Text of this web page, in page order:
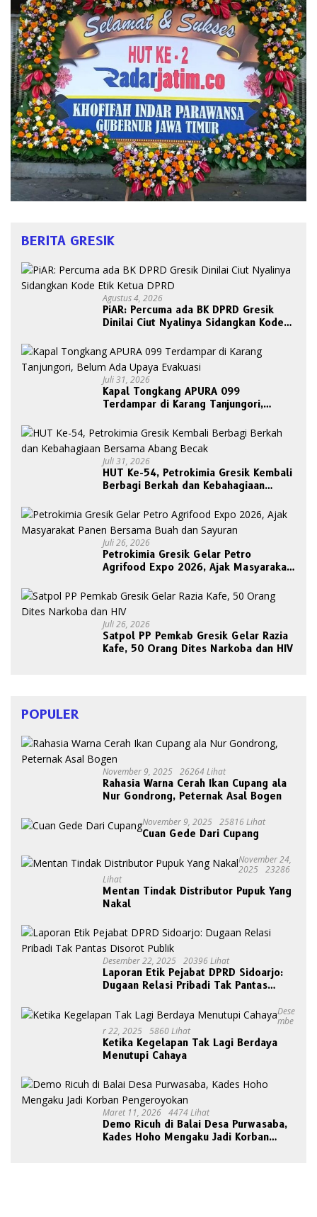
BERITA GRESIK
Agustus 4, 2026
PiAR: Percuma ada BK DPRD Gresik
Dinilai Ciut Nyalinya Sidangkan Kode
Juli 31, 2026
Kapal Tongkang APURA 099
Terdampar di Karang Tanjungori,
Juli 31, 2026
HUT Ke-54, Petrokimia Gresik Kembali
Berbagi Berkah dan Kebahagiaan
Juli 26, 2026
Petrokimia Gresik Gelar Petro
Agrifood Expo 2026, Ajak Masyarakat
Juli 26, 2026
Satpol PP Pemkab Gresik Gelar Razia
Kafe, 50 Orang Dites Narkoba dan HIV
POPULER
November 9, 2025 26264 Lihat
Rahasia Warna Cerah Ikan Cupang ala
Nur Gondrong, Peternak Asal Bogen
November 9, 2025 25816 Lihat
Cuan Gede Dari Cupang
November 24,
2025 23286
Lihat
Mentan Tindak Distributor Pupuk Yang
Nakal
Desember 22, 2025 20396 Lihat
Laporan Etik Pejabat DPRD Sidoarjo:
Dugaan Relasi Pribadi Tak Pantas
Dese
Mbe
R 22, 2025 5860 Lihat
Ketika Kegelapan Tak Lagi Berdaya
Menutupi Cahaya
Maret 11, 2026 4474 Lihat
Demo Ricuh di Balai Desa Purwasaba,
Kades Hoho Mengaku Jadi Korban